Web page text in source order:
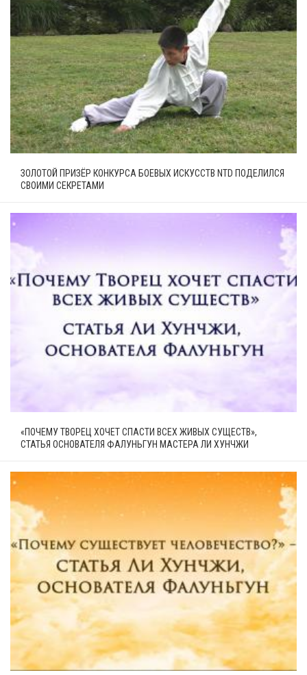
ЗОЛОТОЙ ПРИЗЁР КОНКУРСА БОЕВЫХ ИСКУССТВ NTD ПОДЕЛИЛСЯ
СВОИМИ СЕКРЕТАМИ
«ПОЧЕМУ ТВОРЕЦ ХОЧЕТ СПАСТИ ВСЕХ ЖИВЫХ СУЩЕСТВ»,
СТАТЬЯ ОСНОВАТЕЛЯ ФАЛУНЬГУН МАСТЕРА ЛИ ХУНЧЖИ